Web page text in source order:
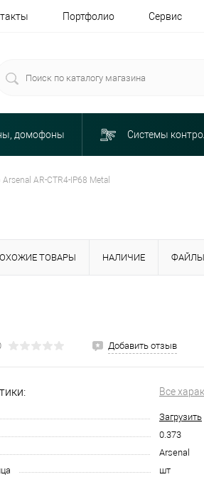
Портфолио Сервис
домофоны Системы
AR-CTR4-IP68 Metal
ТОВАРЫ НАЛИЧИЕ ФАЙЛЫ
Добавить отзыв
Все
Загрузить
0.373
Arsenal
шт